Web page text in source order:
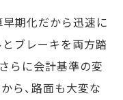
期化だから迅速に
とブレーキを両方踏
らに会計基準の変
ら、路面も大変な